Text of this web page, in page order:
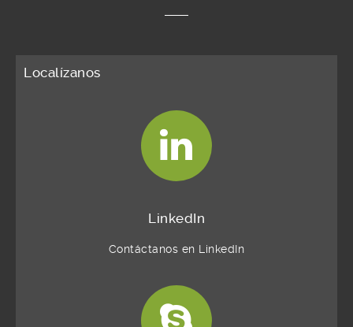
Localízanos
LinkedIn
Contáctanos en LinkedIn